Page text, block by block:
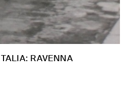
RAVENNA